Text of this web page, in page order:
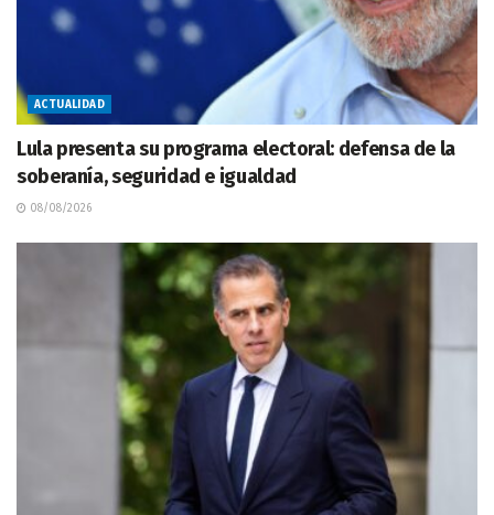
ACTUALIDAD
Lula presenta su programa electoral: defensa de la
soberanía, seguridad e igualdad
08/08/2026